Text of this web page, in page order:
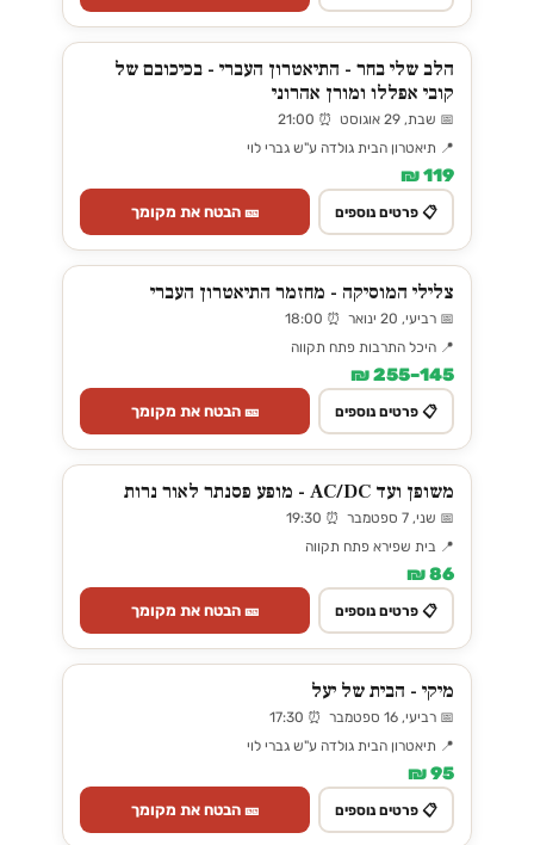
הלב שלי בחר - התיאטרון העברי - בכיכובם של
קובי אפללו ומורן אהרוני
📅 שבת, 29 אוגוסט ⏰ 21:00
📍 תיאטרון הבית גולדה ע"ש גברי לוי
119 ₪
📋 פרטים נוספים 🎫 הבטח את מקומך
צלילי המוסיקה - מחזמר התיאטרון העברי
📅 רביעי, 20 ינואר ⏰ 18:00
📍 היכל התרבות פתח תקווה
145–255 ₪
📋 פרטים נוספים 🎫 הבטח את מקומך
משופן ועד AC/DC - מופע פסנתר לאור נרות
📅 שני, 7 ספטמבר ⏰ 19:30
📍 בית שפירא פתח תקווה
86 ₪
📋 פרטים נוספים 🎫 הבטח את מקומך
מיקי - הבית של יעל
📅 רביעי, 16 ספטמבר ⏰ 17:30
📍 תיאטרון הבית גולדה ע"ש גברי לוי
95 ₪
📋 פרטים נוספים 🎫 הבטח את מקומך